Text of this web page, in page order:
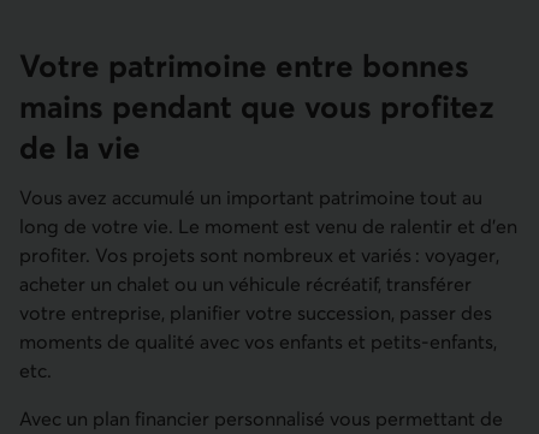
Votre patrimoine entre bonnes
mains pendant que vous profitez
de la vie
Vous avez accumulé un important patrimoine tout au
long de votre vie. Le moment est venu de ralentir et d’en
profiter. Vos projets sont nombreux et variés : voyager,
acheter un chalet ou un véhicule récréatif, transférer
votre entreprise, planifier votre succession, passer des
moments de qualité avec vos enfants et petits-enfants,
etc.
Avec un plan financier personnalisé vous permettant de